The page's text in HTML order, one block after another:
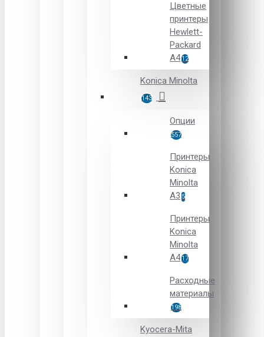
Цветные
принтеры
Hewlett-
Packard
А412
Konica Minolta
143
Опции
557
Принтеры
Konica
Minolta
A3 5
Принтеры
Konica
Minolta
A417
Расходные
материалы
198
Kyocera-Mita